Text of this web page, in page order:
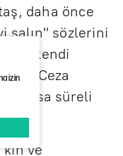
daha önce
salın" sözlerini
kendi
Ceza
kısa süreli
etti.
kin ve
izin